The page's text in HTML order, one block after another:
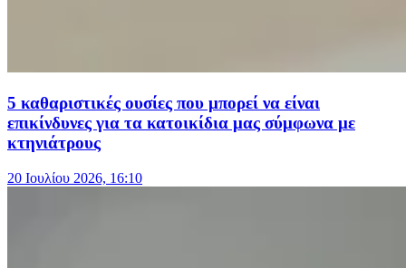
5 καθαριστικές ουσίες που μπορεί να είναι
επικίνδυνες για τα κατοικίδια μας σύμφωνα με
κτηνιάτρους
20 Ιουλίου 2026, 16:10